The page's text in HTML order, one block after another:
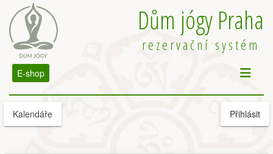
Dům jógy Praha
rezervační systém
E-shop
Kalendáře Přihlásit